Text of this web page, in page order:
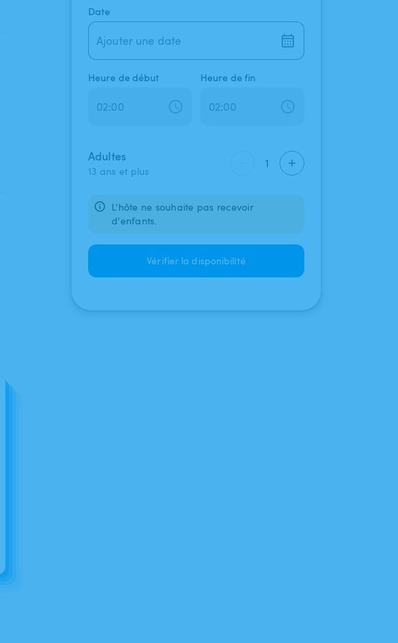
Date
Ajouter une date
Heure de début Heure de fin
Adultes
13 ans et plus
1
L'hôte ne souhaite pas recevoir
d'enfants.
Vérifier la disponibilité